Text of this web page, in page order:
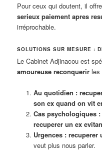
Pour ceux qui doutent, il
serieux paiement apres
irréprochable.
SOLUTIONS SUR MESURE :
Le Cabinet Adjinacou est
amoureuse reconquerir les
Au quotidien :
son ex quand on vit
Cas psychologiques :
recuperer un ex
Urgences : recuperer
veut plus nous parler.